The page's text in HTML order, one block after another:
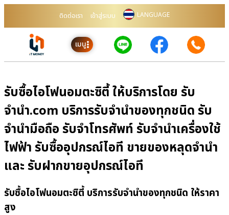
ติดต่อเรา เข้าสู่ระบบ LANGUAGE
เมนู
รับซื้อไอโฟนอมตะซิตี้ ให้บริการโดย รับ
จํานํา.com บริการรับจำนำของทุกชนิด รับ
จำนำมือถือ รับจำโทรศัพท์ รับจำนำเครื่องใช้
ไฟฟ้า รับซื้ออุปกรณ์ไอที ขายของหลุดจำนำ
และ รับฝากขายอุปกรณ์ไอที
รับซื้อไอโฟนอมตะซิตี้ บริการรับจำนำของทุกชนิด ให้ราคา
สูง